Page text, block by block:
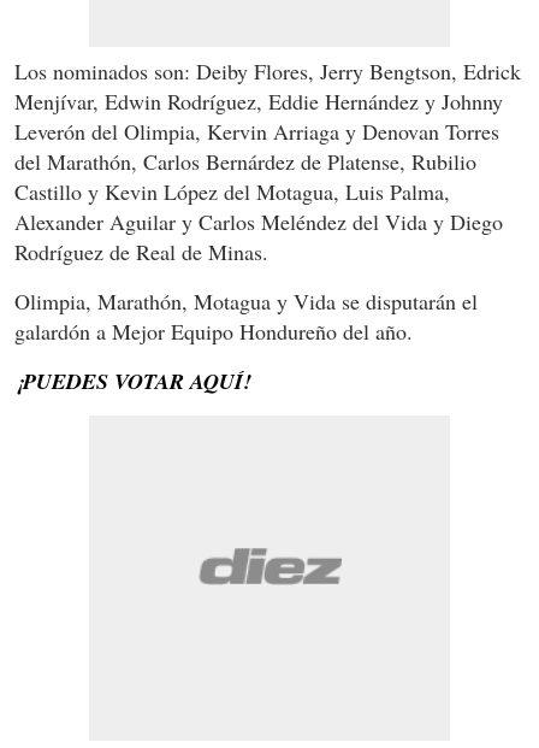
Los nominados son: Deiby Flores, Jerry Bengtson, Edrick
Menjívar, Edwin Rodríguez, Eddie Hernández y Johnny
Leverón del Olimpia, Kervin Arriaga y Denovan Torres
del Marathón, Carlos Bernárdez de Platense, Rubilio
Castillo y Kevin López del Motagua, Luis Palma,
Alexander Aguilar y Carlos Meléndez del Vida y Diego
Rodríguez de Real de Minas.
Olimpia, Marathón, Motagua y Vida se disputarán el
galardón a Mejor Equipo Hondureño del año.
¡PUEDES VOTAR AQUÍ!